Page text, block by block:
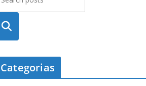
Busca
Categorias